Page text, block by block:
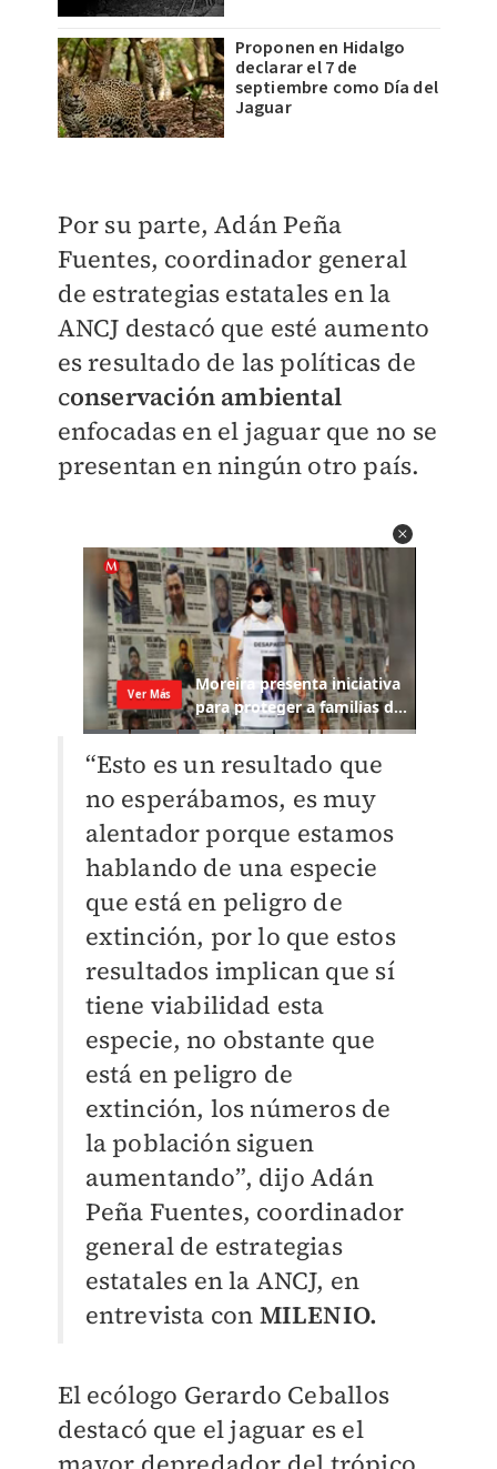
Proponen en Hidalgo
declarar el 7 de
septiembre como Día del
Jaguar
Por su parte, Adán Peña
Fuentes, coordinador general
de estrategias estatales en la
ANCJ destacó que esté aumento
es resultado de las políticas de
conservación ambiental
enfocadas en el jaguar que no se
presentan en ningún otro país.
“Esto es un resultado que
no esperábamos, es muy
alentador porque estamos
hablando de una especie
que está en peligro de
extinción, por lo que estos
resultados implican que sí
tiene viabilidad esta
especie, no obstante que
está en peligro de
extinción, los números de
la población siguen
aumentando”, dijo Adán
Peña Fuentes, coordinador
general de estrategias
estatales en la ANCJ, en
entrevista con MILENIO.
El ecólogo Gerardo Ceballos
destacó que el jaguar es el